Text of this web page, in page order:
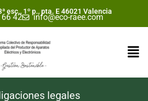
esc., 1º p., pta. E 46021 Valencia
42 info@eco-raee.com
legales